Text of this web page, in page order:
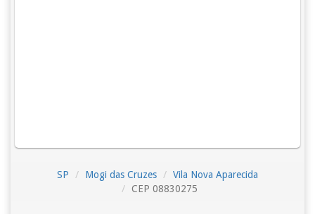
SP Mogi das Cruzes
Vila Nova Aparecida
CEP 08830275